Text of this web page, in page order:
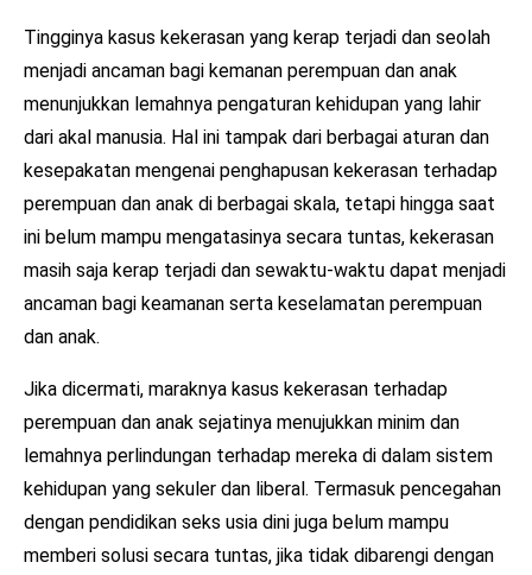
Tingginya kasus kekerasan yang kerap terjadi dan seolah
menjadi ancaman bagi kemanan perempuan dan anak
menunjukkan lemahnya pengaturan kehidupan yang lahir
dari akal manusia. Hal ini tampak dari berbagai aturan dan
kesepakatan mengenai penghapusan kekerasan terhadap
perempuan dan anak di berbagai skala, tetapi hingga saat
ini belum mampu mengatasinya secara tuntas, kekerasan
masih saja kerap terjadi dan sewaktu-waktu dapat menjadi
ancaman bagi keamanan serta keselamatan perempuan
dan anak.
Jika dicermati, maraknya kasus kekerasan terhadap
perempuan dan anak sejatinya menujukkan minim dan
lemahnya perlindungan terhadap mereka di dalam sistem
kehidupan yang sekuler dan liberal. Termasuk pencegahan
dengan pendidikan seks usia dini juga belum mampu
memberi solusi secara tuntas, jika tidak dibarengi dengan